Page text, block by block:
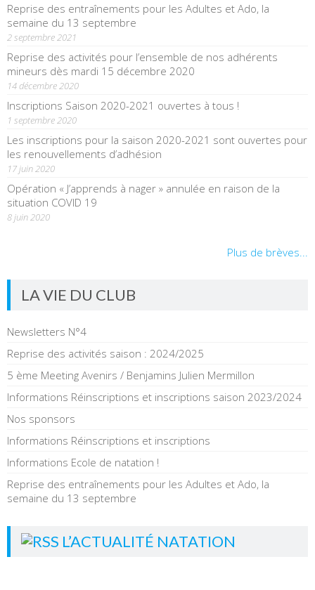
Reprise des entraînements pour les Adultes et Ado, la
semaine du 13 septembre
2 septembre 2021
Reprise des activités pour l’ensemble de nos adhérents
mineurs dès mardi 15 décembre 2020
14 décembre 2020
Inscriptions Saison 2020-2021 ouvertes à tous !
1 septembre 2020
Les inscriptions pour la saison 2020-2021 sont ouvertes pour
les renouvellements d’adhésion
17 juin 2020
Opération « J’apprends à nager » annulée en raison de la
situation COVID 19
8 juin 2020
Plus de brèves...
LA VIE DU CLUB
Newsletters N°4
Reprise des activités saison : 2024/2025
5 ème Meeting Avenirs / Benjamins Julien Mermillon
Informations Réinscriptions et inscriptions saison 2023/2024
Nos sponsors
Informations Réinscriptions et inscriptions
Informations Ecole de natation !
Reprise des entraînements pour les Adultes et Ado, la
semaine du 13 septembre
L’ACTUALITÉ NATATION